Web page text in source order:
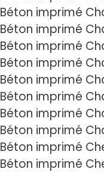
Béton imprimé
Béton imprimé
Béton imprimé
Béton imprimé
Béton imprimé
Béton imprimé
Béton imprimé
Béton imprimé
Béton imprimé
Béton imprimé